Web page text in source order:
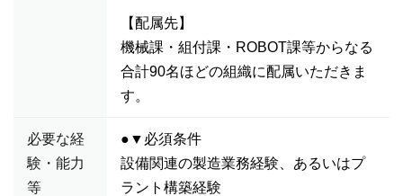
【配属先】
機械課・組付課・ROBOT課等からなる
合計90名ほどの組織に配属いただきま
す。
必要な経
験・能力
等
●▼必須条件
設備関連の製造業務経験、あるいはプ
ラント構築経験